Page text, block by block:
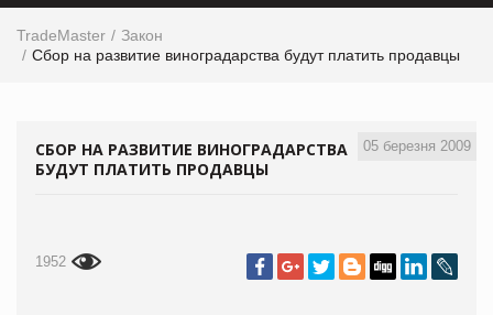
TradeMaster
Закон
Сбор на развитие виноградарства будут платить продавцы
05 березня 2009
СБОР НА РАЗВИТИЕ ВИНОГРАДАРСТВА
БУДУТ ПЛАТИТЬ ПРОДАВЦЫ
1952